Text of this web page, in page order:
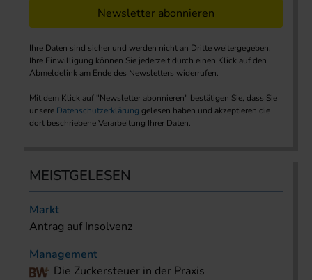
Newsletter abonnieren
Ihre Daten sind sicher und werden nicht an Dritte weitergegeben.
Ihre Einwilligung können Sie jederzeit durch einen Klick auf den
Abmeldelink am Ende des Newsletters widerrufen.
Mit dem Klick auf "Newsletter abonnieren" bestätigen Sie, dass Sie
unsere Datenschutzerklärung gelesen haben und akzeptieren die
dort beschriebene Verarbeitung Ihrer Daten.
MEISTGELESEN
Markt
Antrag auf Insolvenz
Management
Die Zuckersteuer in der Praxis